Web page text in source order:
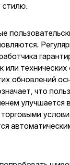
стилю.
или
обновлений
что
улучшается